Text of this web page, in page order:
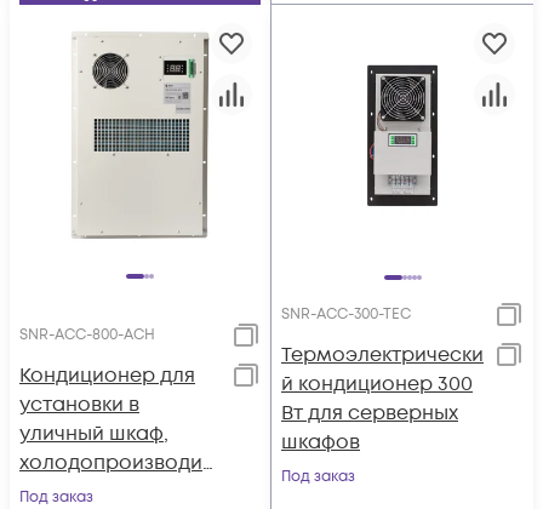
SNR-ACC-800-АСH
Кондиционер для
установки в
уличный шкаф,
холодопроизводит
ельность 800Вт, со
Под заказ
SNR-ACC-300-TEC
Термоэлектрически
й кондиционер 300
Вт для серверных
шкафов
Под заказ